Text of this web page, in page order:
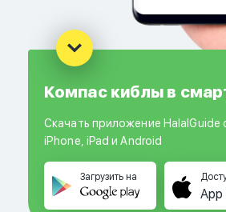
Компас киблы в
Скачать приложение HalalGuide
iPhone, iPad и Android
Загрузить на
App